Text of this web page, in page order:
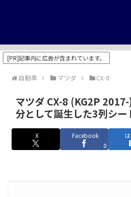
[PR]記事内に広告が含まれています。
自動車 マツダ CX-8
マツダ CX-8 (KG2P
分として誕生した3列シー
X
Facebook
0